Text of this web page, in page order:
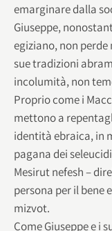
emarginare dalla
Giuseppe,
egiziano, non
sue tradizioni
incolumità, non
Proprio come i
mettono a
identità ebraica, in
pagana dei
Mesirut nefesh –
persona per il bene
mizvot.
Come Giuseppe e i